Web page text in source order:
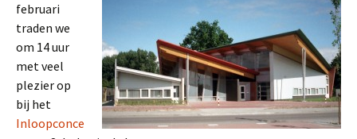
februari
traden we
om 14 uur
met veel
plezier op
bij het
Inloopconce